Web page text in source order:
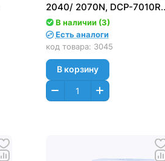
2040/ 2070N, DCP-7010R/
7025R, MFC-7225/ 7420
(2500стр.)
В наличии (3)
Есть аналоги
код товара: 3045
В корзину